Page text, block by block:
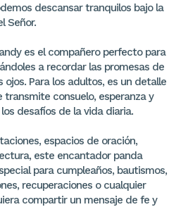
descansar tranquilos bajo la
Señor.
es el compañero perfecto para
a recordar las promesas de
ojos. Para los adultos, es un detalle
transmite consuelo, esperanza y
desafíos de la vida diaria.
espacios de oración,
este encantador panda
para cumpleaños, bautismos,
recuperaciones o cualquier
compartir un mensaje de fe y